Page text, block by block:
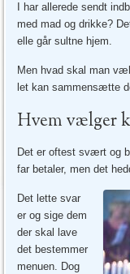
I har allerede sendt
med mad og drikke?
elle går sultne hjem.
Men hvad skal man
let kan sammensætte
Hvem vælger
Det er oftest svært og
far betaler, men det
Det lette svar
er og sige dem
der skal lave
det bestemmer
menuen. Dog